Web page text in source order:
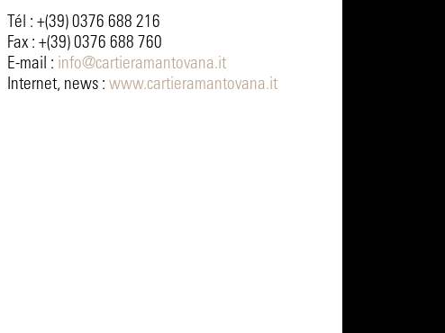
Tél : +(39) 0376 688 216
Fax : +(39) 0376 688 760
E-mail : info@cartieramantovana.it
Internet, news : www.cartieramantovana.it